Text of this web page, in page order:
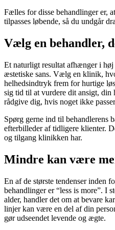
Fælles for disse behandlinger er,
tilpasses løbende, så du undgår
Vælg en behandler,
Et naturligt resultat afhænger i
æstetiske sans. Vælg en klinik,
helhedsindtryk frem for hurtige
sig tid til at vurdere dit ansigt, din
rådgive dig, hvis noget ikke
Spørg gerne ind til behandlerens
efterbilleder af tidligere klienter.
og tilgang klinikken har.
Mindre kan være
En af de største tendenser inden
behandlinger er “less is more”. I
alder, handler det om at bevare
linjer kan være en del af din
gør udseendet levende og ægte.